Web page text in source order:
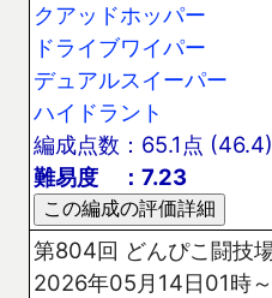
クアッドホッパー
ドライブワイパー
デュアルスイーパー
ハイドラント
編成点数：65.1点 (46.4)
難易度 ：7.23
第804回 どんぴこ闘技
2026年05月14日01時